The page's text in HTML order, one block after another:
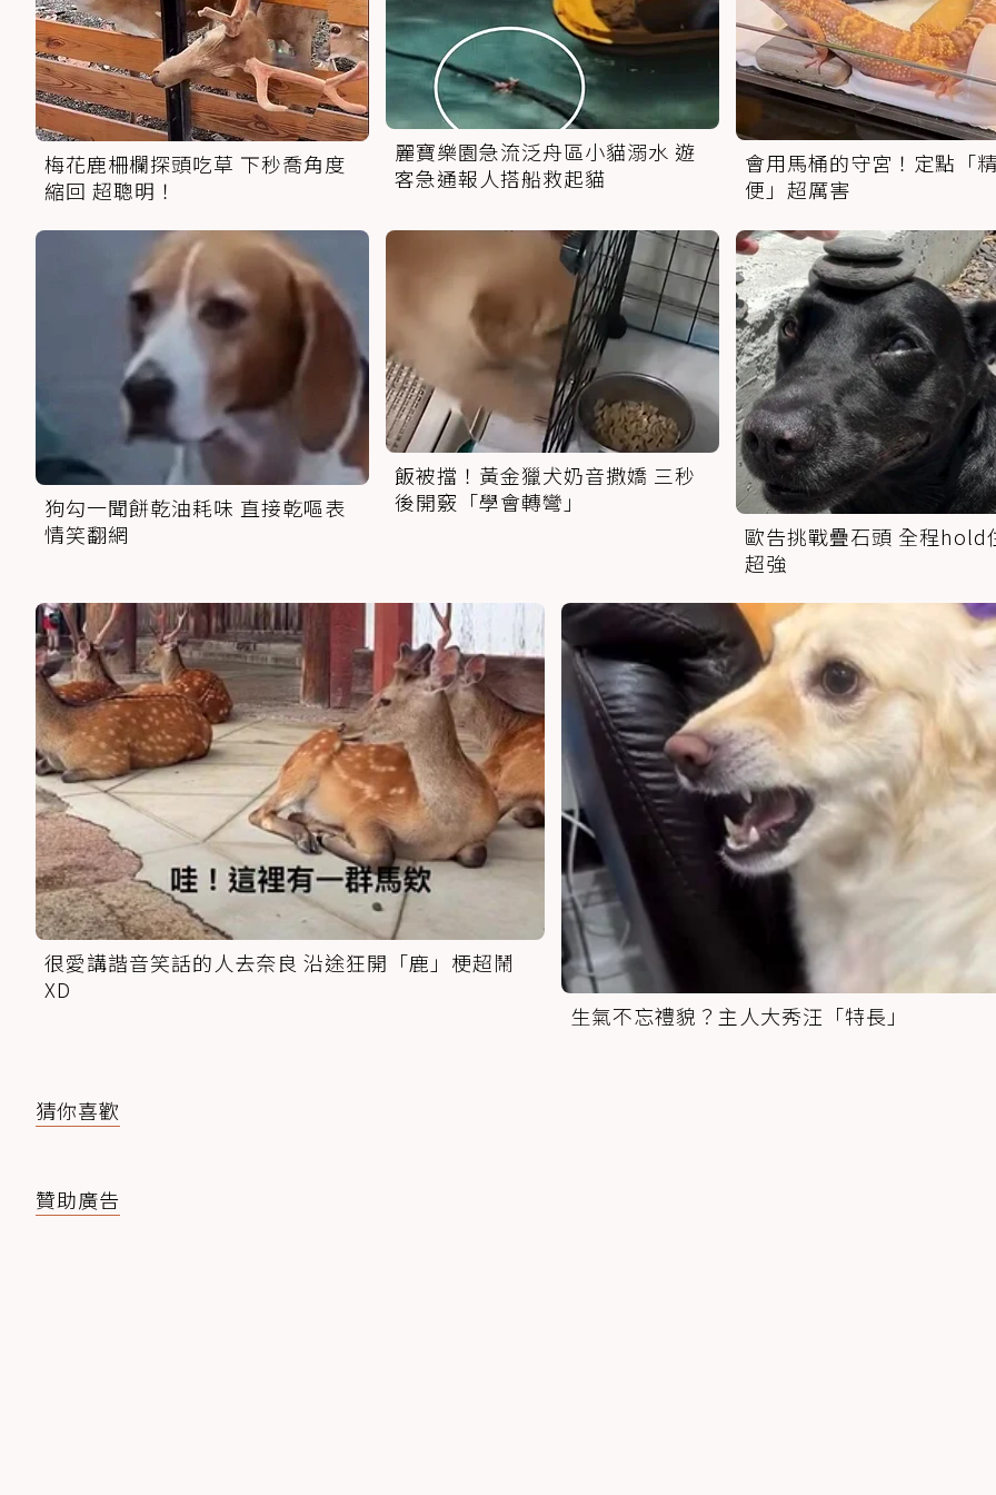
梅花鹿柵欄探頭吃草 下秒喬角度
縮回 超聰明！
麗寶樂園急流泛舟區小貓溺水 遊
客急通報人搭船救起貓
會用馬桶的守宮！定點「
便」超厲害
狗勾一聞餅乾油耗味 直接乾嘔表
情笑翻網
飯被擋！黃金獵犬奶音撒嬌 三秒
後開竅「學會轉彎」
歐告挑戰疊石頭 全程hold
超強
很愛講諧音笑話的人去奈良 沿途狂開「鹿」梗超鬧
XD
生氣不忘禮貌？主人大秀汪「特長」
猜你喜歡
贊助廣告